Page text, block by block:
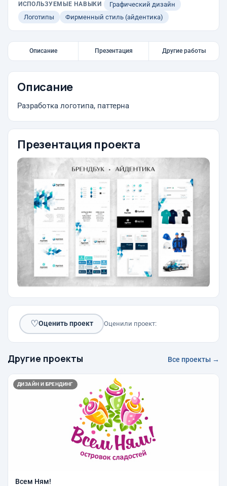
ИСПОЛЬЗУЕМЫЕ НАВЫКИ
Графический дизайн
Логотипы
Фирменный стиль (айдентика)
Описание Презентация Другие работы
Описание
Разработка логотипа, паттерна
Презентация проекта
♡Оценить проект Оценили проект:
Другие проекты Все проекты →
ДИЗАЙН И БРЕНДИНГ
Всем Ням!